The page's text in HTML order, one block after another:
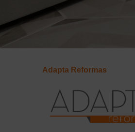
Adapta Reformas